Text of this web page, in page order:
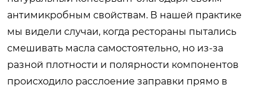
антимикробным свойствам. В нашей практике
мы видели случаи, когда рестораны пытались
смешивать масла самостоятельно, но из-за
разной плотности и полярности компонентов
происходило расслоение заправки прямо в